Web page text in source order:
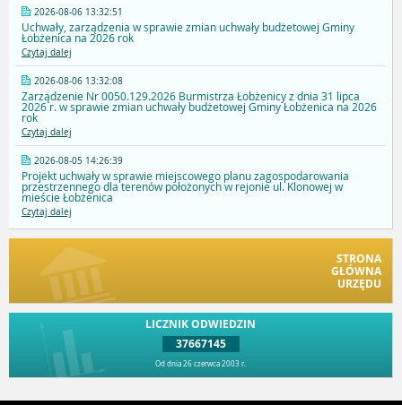
2026-08-06 13:32:51
Uchwały, zarządzenia w sprawie zmian uchwały budżetowej Gminy
Łobżenica na 2026 rok
Czytaj dalej
2026-08-06 13:32:08
Zarządzenie Nr 0050.129.2026 Burmistrza Łobżenicy z dnia 31 lipca
2026 r. w sprawie zmian uchwały budżetowej Gminy Łobżenica na 2026
rok
Czytaj dalej
2026-08-05 14:26:39
Projekt uchwały w sprawie miejscowego planu zagospodarowania
przestrzennego dla terenów położonych w rejonie ul. Klonowej w
mieście Łobżenica
Czytaj dalej
STRONA
GŁÓWNA
URZĘDU
LICZNIK ODWIEDZIN
37667145
Od dnia 26 czerwca 2003 r.